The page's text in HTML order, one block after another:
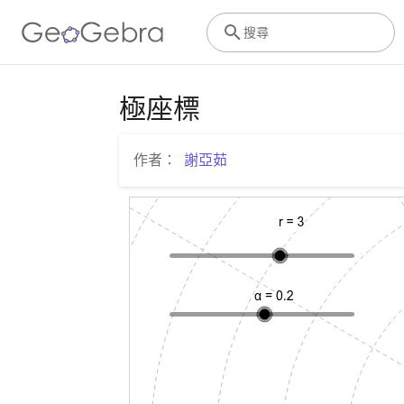
搜尋
極座標
作者： 謝亞茹